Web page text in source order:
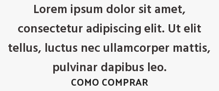
Lorem ipsum dolor sit amet,
consectetur adipiscing elit. Ut elit
tellus, luctus nec ullamcorper mattis,
pulvinar dapibus leo.
COMO COMPRAR